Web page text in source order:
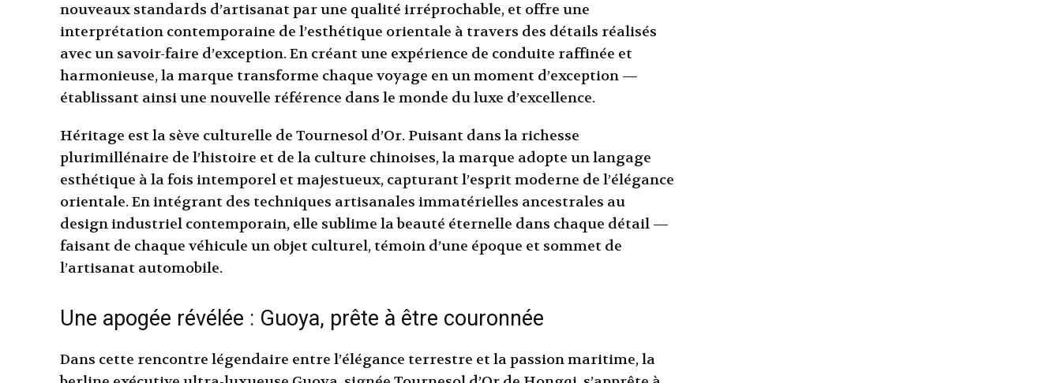
nouveaux standards d’artisanat par une qualité irréprochable, et offre une
interprétation contemporaine de l’esthétique orientale à travers des détails réalisés
avec un savoir-faire d’exception. En créant une expérience de conduite raffinée et
harmonieuse, la marque transforme chaque voyage en un moment d’exception —
établissant ainsi une nouvelle référence dans le monde du luxe d’excellence.
Héritage est la sève culturelle de Tournesol d’Or. Puisant dans la richesse
plurimillénaire de l’histoire et de la culture chinoises, la marque adopte un langage
esthétique à la fois intemporel et majestueux, capturant l’esprit moderne de l’élégance
orientale. En intégrant des techniques artisanales immatérielles ancestrales au
design industriel contemporain, elle sublime la beauté éternelle dans chaque détail —
faisant de chaque véhicule un objet culturel, témoin d’une époque et sommet de
l’artisanat automobile.
Une apogée révélée : Guoya, prête à être couronnée
Dans cette rencontre légendaire entre l’élégance terrestre et la passion maritime, la